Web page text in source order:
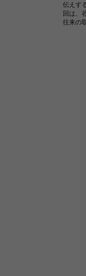
伝えす
回は、
往来の